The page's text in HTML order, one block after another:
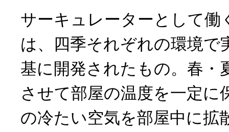
サーキュレーターとして働
は、四季それぞれの環境で
基に開発されたもの。春・
させて部屋の温度を一定に
の冷たい空気を部屋中に拡